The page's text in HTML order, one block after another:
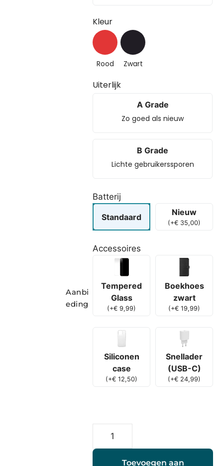
Aanbi
eding
Kleur
Rood Zwart
Uiterlijk
A Grade
Zo goed als nieuw
B Grade
Lichte gebruikerssporen
Batterij
Standaard Nieuw
(+€ 35,00)
Accessoires
Tempered
Glass
(+€ 9,99)
Boekhoes
zwart
(+€ 19,99)
Siliconen
case
(+€ 12,50)
Snellader
(USB-C)
(+€ 24,99)
Toevoegen aan